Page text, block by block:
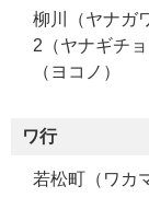
柳川（ヤナガ
2（ヤナギチ
（ヨコノ）
ワ行
若松町（ワカ